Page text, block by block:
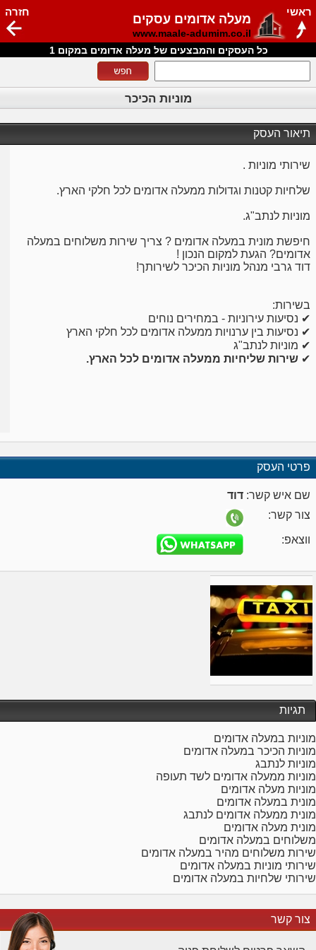
מעלה אדומים עסקים
www.maale-adumim.co.il
חזרה ראשי
כל העסקים והמבצעים של מעלה אדומים במקום 1
מוניות הכיכר
תיאור העסק
שירותי מוניות .
שלחיות קטנות וגדולות ממעלה אדומים לכל חלקי הארץ.
מוניות לנתב"ג.
חיפשת מונית במעלה אדומים ? צריך שירות משלוחים במעלה
אדומים? הגעת למקום הנכון !
דוד גרבי מנהל מוניות הכיכר לשירותך!
בשירות:
✔ נסיעות עירוניות - במחירים נוחים
✔ נסיעות בין ערנויות ממעלה אדומים לכל חלקי הארץ
✔ מוניות לנתב"ג
✔ שירות שליחיות ממעלה אדומים לכל הארץ.
פרטי העסק
שם איש קשר: דוד
צור קשר:
ווצאפ:
תגיות
מוניות במעלה אדומים
מוניות הכיכר במעלה אדומים
מוניות לנתבג
מוניות ממעלה אדומים לשד תעופה
מוניות מעלה אדומים
מונית במעלה אדומים
מונית ממעלה אדומים לנתבג
מונית מעלה אדומים
משלוחים במעלה אדומים
שירות משלוחים מהיר במעלה אדומים
שירותי מוניות במעלה אדומים
שירותי שלחיות במעלה אדומים
צור קשר